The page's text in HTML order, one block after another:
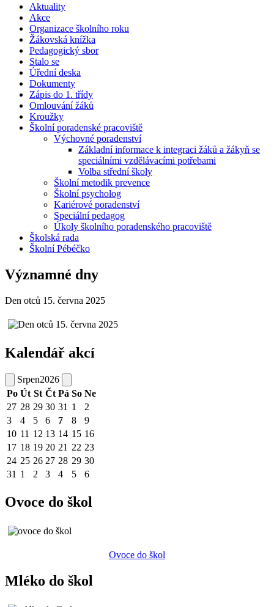
Aktuality
Akce
Organizace školního roku
Žákovská knížka
Pedagogický sbor
Stalo se
Úřední deska
Dokumenty
Zápis do 1. třídy
Omlouvání žáků
Kroužky
Školní poradenské pracoviště
Výchovné poradenství
Základní informace k integraci žáků a žákyň se
speciálními vzdělávacími potřebami
Volba střední školy
Školní metodik prevence
Školní psycholog
Kariérové poradenství
Speciální pedagog
Úkoly školního poradenského pracoviště
Školská rada
Školní Pébéčko
Významné dny
Den otců 15. června 2025
Kalendář akcí
Srpen2026
Po Út St Čt Pá So Ne
27 28 29 30 31 1
2
3
4 5 6 7 8
9
10 11 12 13 14 15 16
17 18 19 20 21 22 23
24 25 26 27 28 29 30
31 1 2 3 4 5 6
Ovoce do škol
Ovoce do škol
Mléko do škol